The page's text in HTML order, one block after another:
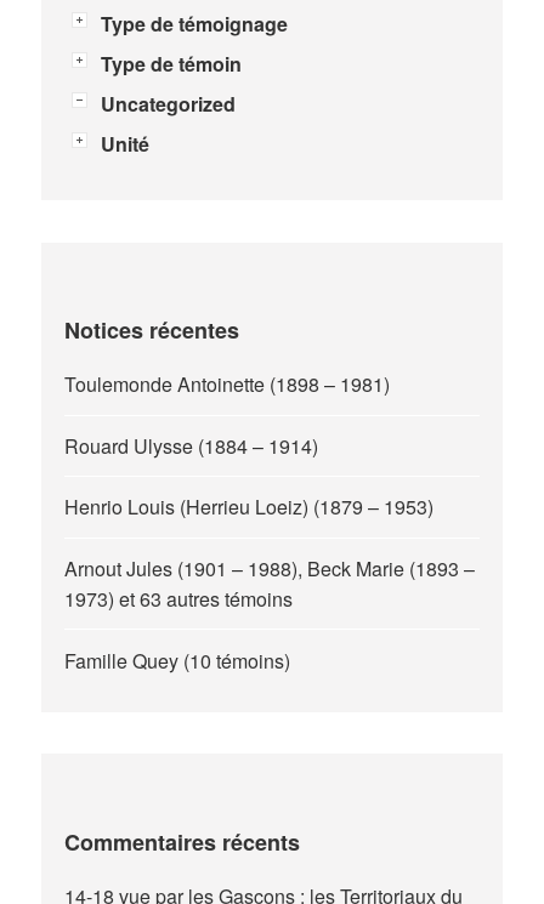
Type de témoignage
Type de témoin
Uncategorized
Unité
Notices récentes
Toulemonde Antoinette (1898 – 1981)
Rouard Ulysse (1884 – 1914)
Henrio Louis (Herrieu Loeiz) (1879 – 1953)
Arnout Jules (1901 – 1988), Beck Marie (1893 –
1973) et 63 autres témoins
Famille Quey (10 témoins)
Commentaires récents
14-18 vue par les Gascons : les Territoriaux du